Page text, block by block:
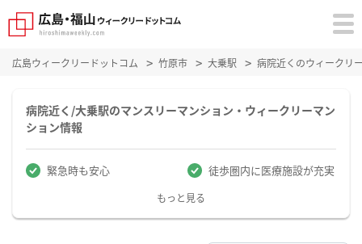
広島ウィークリードットコム 竹原市 大乗駅 病院近くのウィークリ
病院近く/大乗駅のマンスリーマンション・ウィークリーマン
ション情報
緊急時も安心 徒歩圏内に医療施設が充実
もっと見る